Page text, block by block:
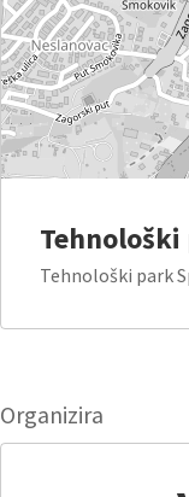
Tehnološki park
Organizira